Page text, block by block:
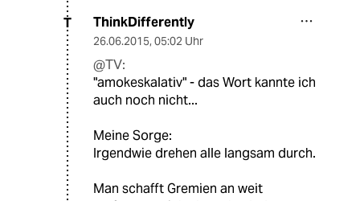
T ThinkDifferently
26.06.2015, 05:02 Uhr
@TV:
"amokeskalativ" - das Wort kannte ich
auch noch nicht...
Meine Sorge:
Irgendwie drehen alle langsam durch.
Man schafft Gremien an weit